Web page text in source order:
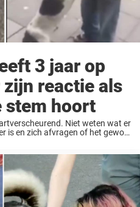
3 jaar op
reactie als
stem hoort
Niet weten wat er
is en zich afvragen of het gewond